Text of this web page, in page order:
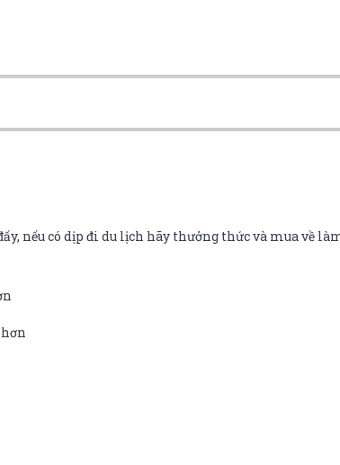
nếu có dịp đi du lịch hãy thưởng thức và mua về